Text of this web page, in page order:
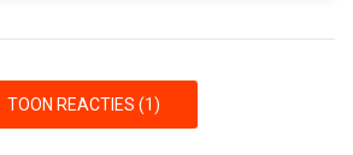
TOON REACTIES (1)